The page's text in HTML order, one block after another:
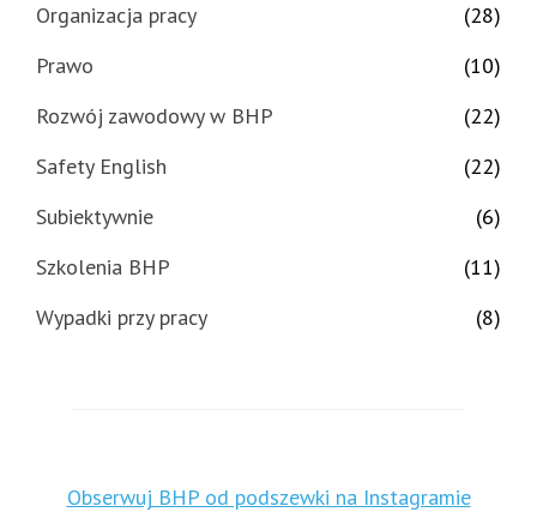
Organizacja pracy
(28)
Prawo
(10)
Rozwój zawodowy w BHP
(22)
Safety English
(22)
Subiektywnie
(6)
Szkolenia BHP
(11)
Wypadki przy pracy
(8)
Obserwuj BHP od podszewki na Instagramie